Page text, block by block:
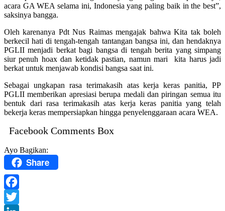
acara GA WEA selama ini, Indonesia yang paling baik in the best”,
saksinya bangga.
Oleh karenanya Pdt Nus Raimas mengajak bahwa Kita tak boleh
berkecil hati di tengah-tengah tantangan bangsa ini, dan hendaknya
PGLII menjadi berkat bagi bangsa di tengah berita yang simpang
siur penuh hoax dan ketidak pastian, namun mari kita harus jadi
berkat untuk menjawab kondisi bangsa saat ini.
Sebagai ungkapan rasa terimakasih atas kerja keras panitia, PP
PGLII memberikan apresiasi berupa medali dan piringan semua itu
bentuk dari rasa terimakasih atas kerja keras panitia yang telah
bekerja keras mempersiapkan hingga penyelenggaraan acara WEA.
Facebook Comments Box
Ayo Bagikan:
Share
Facebook